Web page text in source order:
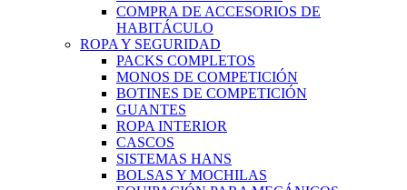
COMPRA DE ACCESORIOS DE
HABITÁCULO
ROPA Y SEGURIDAD
PACKS COMPLETOS
MONOS DE COMPETICIÓN
BOTINES DE COMPETICIÓN
GUANTES
ROPA INTERIOR
CASCOS
SISTEMAS HANS
BOLSAS Y MOCHILAS